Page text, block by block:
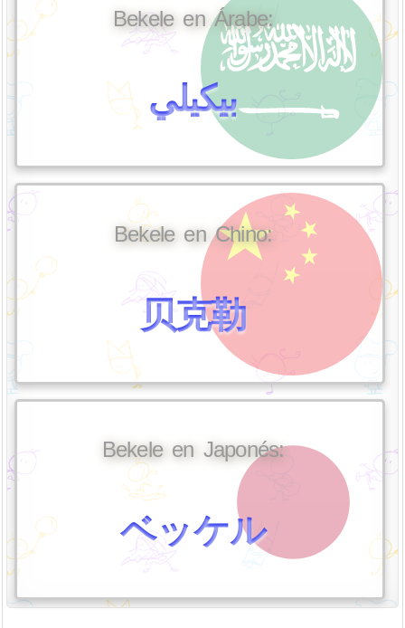
Bekele en Árabe:
بيكيلي
Bekele en Chino:
贝克勒
Bekele en Japonés:
ベッケル